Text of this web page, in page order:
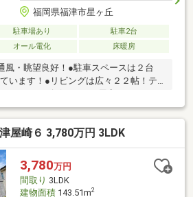
福岡県福津市星ヶ丘
駐車場あり
駐車2台
オール電化 床暖房
風・眺望良好！●駐車スペースは２台
います！●リビングは広々２２帖！テ
室には珍しい床暖房付きです！●車好
め！電動シャッター付きのガレージ完
容】外壁塗装、洗面化粧台交換、トイ
り、クロス張替、畳新調、ハウスクリ
屋崎６ 3,780万円 3LDK
3,780万円
間取り 3LDK
建物面積143.51m2